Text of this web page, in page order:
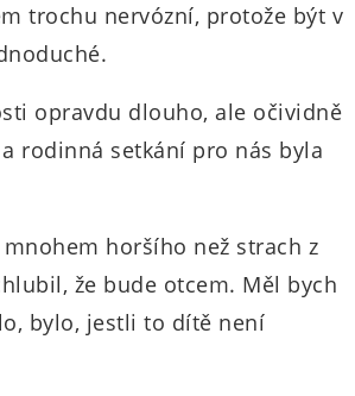
trochu nervózní, protože být v
opravdu dlouho, ale očividně
rodinná setkání pro nás byla
horšího než strach z
že bude otcem. Měl bych
bylo, jestli to dítě není